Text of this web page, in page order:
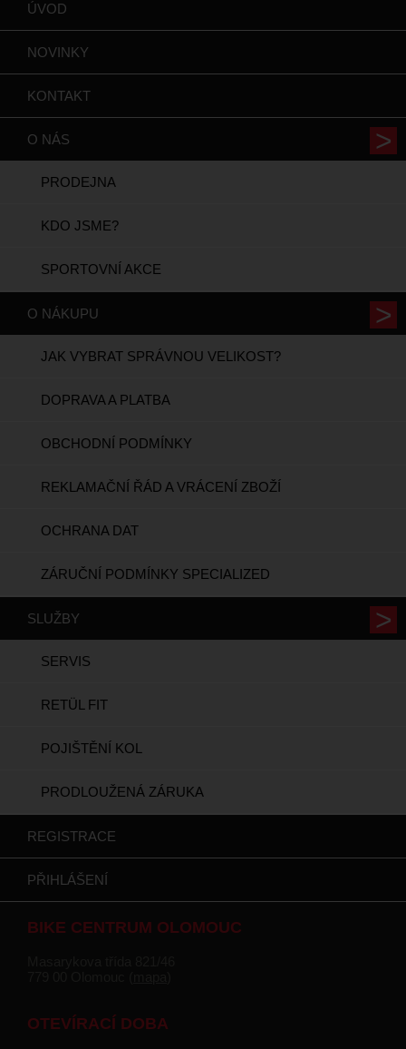
ÚVOD
NOVINKY
KONTAKT
O NÁS
PRODEJNA
KDO JSME?
SPORTOVNÍ AKCE
O NÁKUPU
JAK VYBRAT SPRÁVNOU VELIKOST?
DOPRAVA A PLATBA
OBCHODNÍ PODMÍNKY
REKLAMAČNÍ ŘÁD A VRÁCENÍ ZBOŽÍ
OCHRANA DAT
ZÁRUČNÍ PODMÍNKY SPECIALIZED
SLUŽBY
SERVIS
RETÜL FIT
POJIŠTĚNÍ KOL
PRODLOUŽENÁ ZÁRUKA
REGISTRACE
PŘIHLÁŠENÍ
BIKE CENTRUM OLOMOUC
OTEVÍRACÍ DOBA